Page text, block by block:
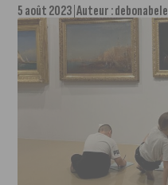
5 août 2023 Auteur :debonabele